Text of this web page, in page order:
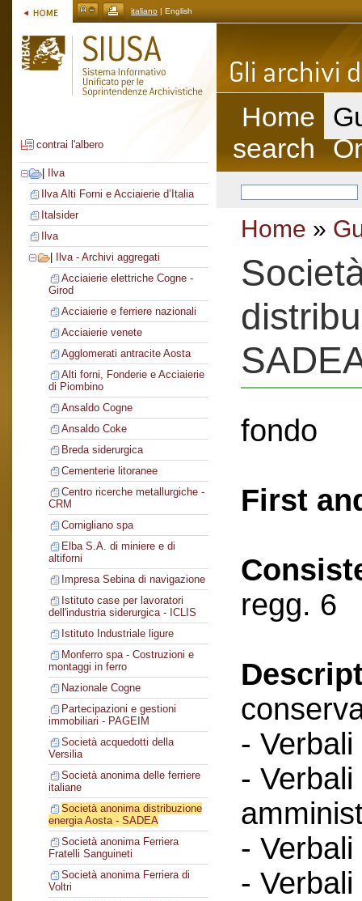
italiano | English
contrai l'albero
Ilva
Ilva Alti Forni e Acciaierie d’Italia
Italsider
Ilva
Ilva - Archivi aggregati
Acciaierie elettriche Cogne -
Girod
Acciaierie e ferriere nazionali
Acciaierie venete
Agglomerati antracite Aosta
Alti forni, Fonderie e Acciaierie
di Piombino
Ansaldo Cogne
Ansaldo Coke
Breda siderurgica
Cementerie litoranee
Centro ricerche metallurgiche -
CRM
Cornigliano spa
Elba S.A. di miniere e di
altiforni
Impresa Sebina di navigazione
Istituto case per lavoratori
dell'industria siderurgica - ICLIS
Istituto Industriale ligure
Monferro spa - Costruzioni e
montaggi in ferro
Nazionale Cogne
Partecipazioni e gestioni
immobiliari - PAGEIM
Società acquedotti della
Versilia
Società anonima delle ferriere
italiane
Società anonima distribuzione
energia Aosta - SADEA
Società anonima Ferriera
Fratelli Sanguineti
Società anonima Ferriera di
Voltri
Home
search
Home »
fondo
First
regg. 6
-
-
-
-